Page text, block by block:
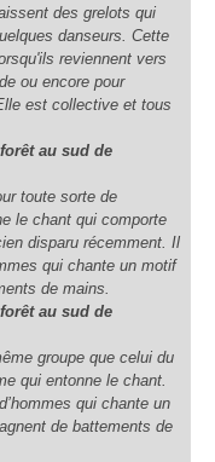
des grelots qui
danseurs. Cette
reviennent vers
ou encore pour
est collective et tous
au sud de
toute sorte de
le chant qui comporte
disparu récemment. Il
qui chante un motif
de mains.
au sud de
groupe que celui du
qui entonne le chant.
qui chante un
de battements de